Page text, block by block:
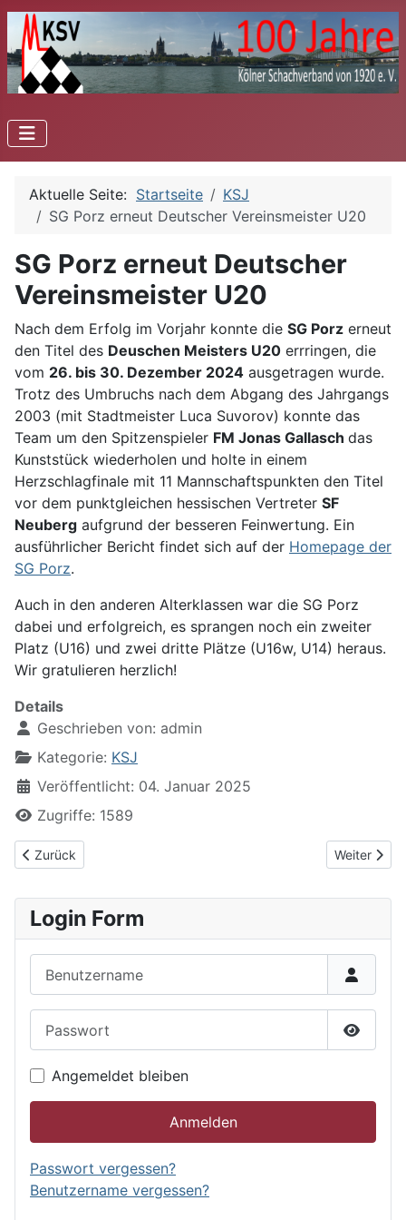
Aktuelle Seite: Startseite
KSJ
SG Porz erneut Deutscher Vereinsmeister U20
SG Porz erneut Deutscher
Vereinsmeister U20
Nach dem Erfolg im Vorjahr konnte die SG Porz erneut
den Titel des Deuschen Meisters U20 errringen, die
vom 26. bis 30. Dezember 2024 ausgetragen wurde.
Trotz des Umbruchs nach dem Abgang des Jahrgangs
2003 (mit Stadtmeister Luca Suvorov) konnte das
Team um den Spitzenspieler FM Jonas Gallasch das
Kunststück wiederholen und holte in einem
Herzschlagfinale mit 11 Mannschaftspunkten den Titel
vor dem punktgleichen hessischen Vertreter SF
Neuberg aufgrund der besseren Feinwertung. Ein
ausführlicher Bericht findet sich auf der Homepage der
SG Porz.
Auch in den anderen Alterklassen war die SG Porz
dabei und erfolgreich, es sprangen noch ein zweiter
Platz (U16) und zwei dritte Plätze (U16w, U14) heraus.
Wir gratulieren herzlich!
Details
Geschrieben von: admin
Kategorie: KSJ
Veröffentlicht: 04. Januar 2025
Zugriffe: 1589
Vorheriger Beitrag: KSJ U12-Manschaftsmeisterschaft 2024/
Zurück Nächster
Weiter
Login Form
Angemeldet bleiben
Anmelden
Passwort vergessen?
Benutzername vergessen?